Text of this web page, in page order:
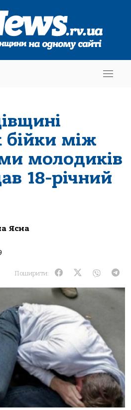
бійки між
молодиків
18-річний
Ясна
Поширити: